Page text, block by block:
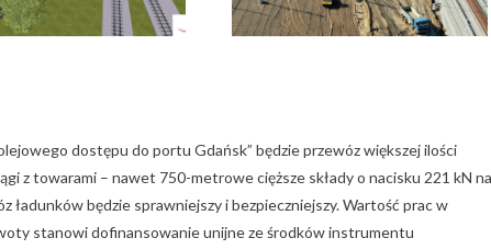
dostępu do portu Gdańsk” będzie przewóz większej ilości
z towarami – nawet 750-metrowe cięższe składy o nacisku 221 kN na
ładunków będzie sprawniejszy i bezpieczniejszy. Wartość prac w
stanowi dofinansowanie unijne ze środków instrumentu